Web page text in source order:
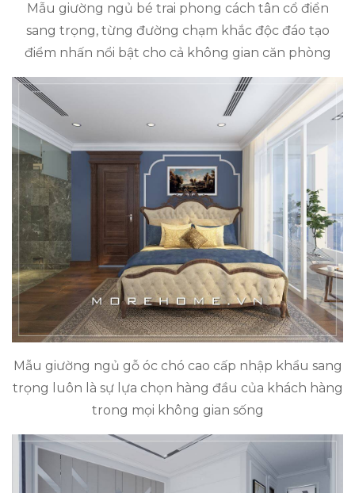
Mẫu giường ngủ bé trai phong cách tân cổ điển
sang trọng, từng đường chạm khắc độc đáo tạo
điểm nhấn nổi bật cho cả không gian căn phòng
Mẫu giường ngủ gỗ óc chó cao cấp nhập khẩu sang
trọng luôn là sự lựa chọn hàng đầu của khách hàng
trong mọi không gian sống